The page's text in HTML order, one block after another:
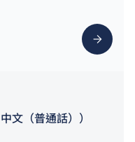
文（普通話））